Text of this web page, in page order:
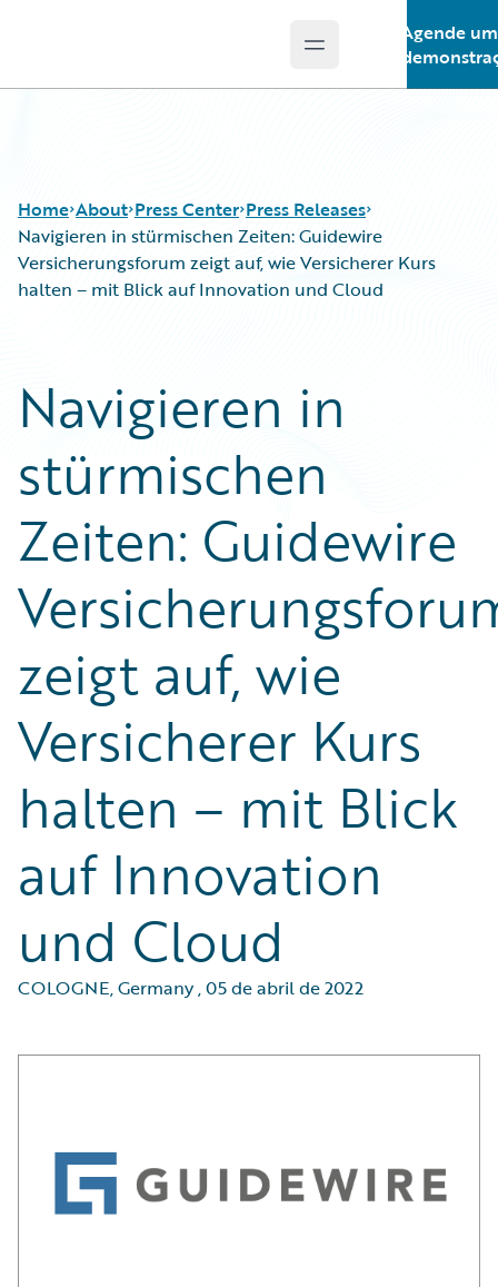
Open main menu
Agende
Home About Press Center Press Releases
Navigieren in stürmischen Zeiten: Guidewire
Versicherungsforum zeigt auf, wie Versicherer Kurs
halten – mit Blick auf Innovation und Cloud
Navigieren in
stürmischen
Zeiten: Guidewire
zeigt auf, wie
Versicherer Kurs
halten – mit Blick
auf Innovation
und Cloud
COLOGNE, Germany,05 de abril de 2022